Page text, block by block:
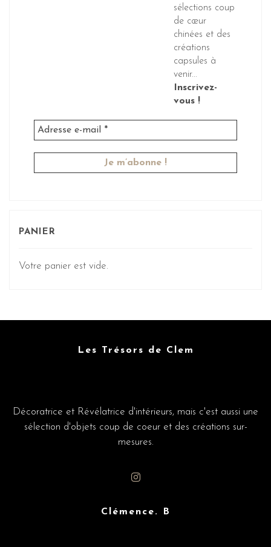
sélections coup
de cœur
chinées et des
créations
capsules à
venir...
Inscrivez-
vous !
PANIER
Votre panier est vide.
Les Trésors de Clem
Décoratrice et Révélatrice d'intérieurs, mais c'est aussi une
sélection d'objets coup de coeur et des créations sur-
mesures.
Clémence. B